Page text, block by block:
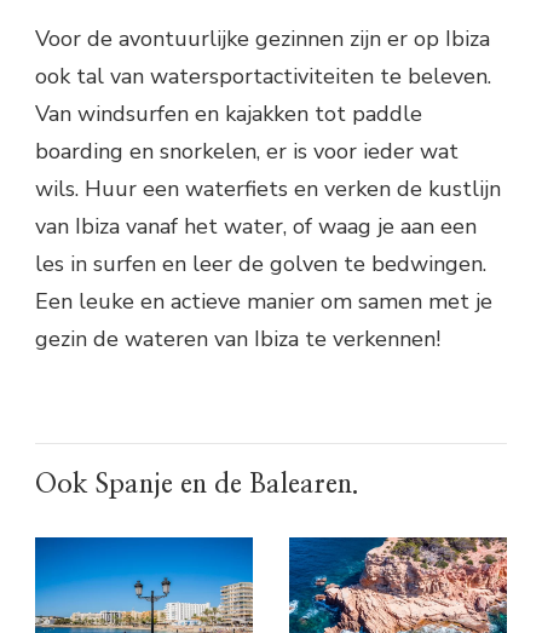
Voor de avontuurlijke gezinnen zijn er op Ibiza
ook tal van watersportactiviteiten te beleven.
Van windsurfen en kajakken tot paddle
boarding en snorkelen, er is voor ieder wat
wils. Huur een waterfiets en verken de kustlijn
van Ibiza vanaf het water, of waag je aan een
les in surfen en leer de golven te bedwingen.
Een leuke en actieve manier om samen met je
gezin de wateren van Ibiza te verkennen!
Ook Spanje en de Balearen.